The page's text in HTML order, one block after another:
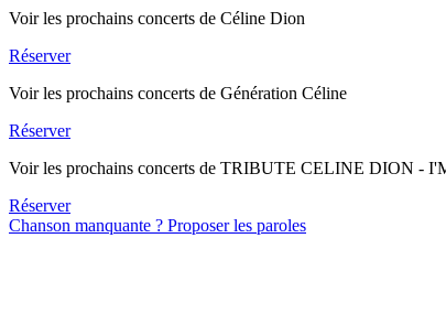
Voir les prochains concerts de Céline Dion
Réserver
Voir les prochains concerts de Génération Céline
Réserver
Voir les prochains concerts de TRIBUTE CELINE DION -
Réserver
Chanson manquante ? Proposer les paroles